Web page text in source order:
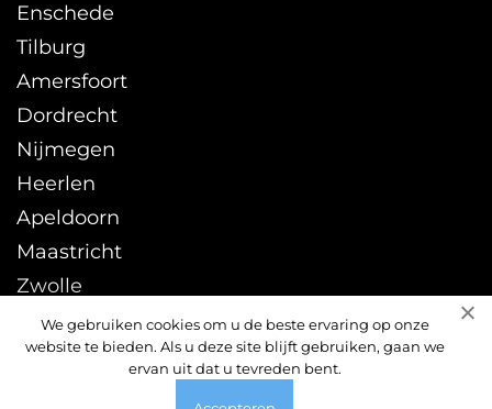
We gebruiken cookies om u de beste ervaring op onze
website te bieden. Als u deze site blijft gebruiken, gaan we
ervan uit dat u tevreden bent.
Enschede
Tilburg
Amersfoort
Dordrecht
Nijmegen
Heerlen
Apeldoorn
Maastricht
Zwolle
Leeuwarden
Sittard